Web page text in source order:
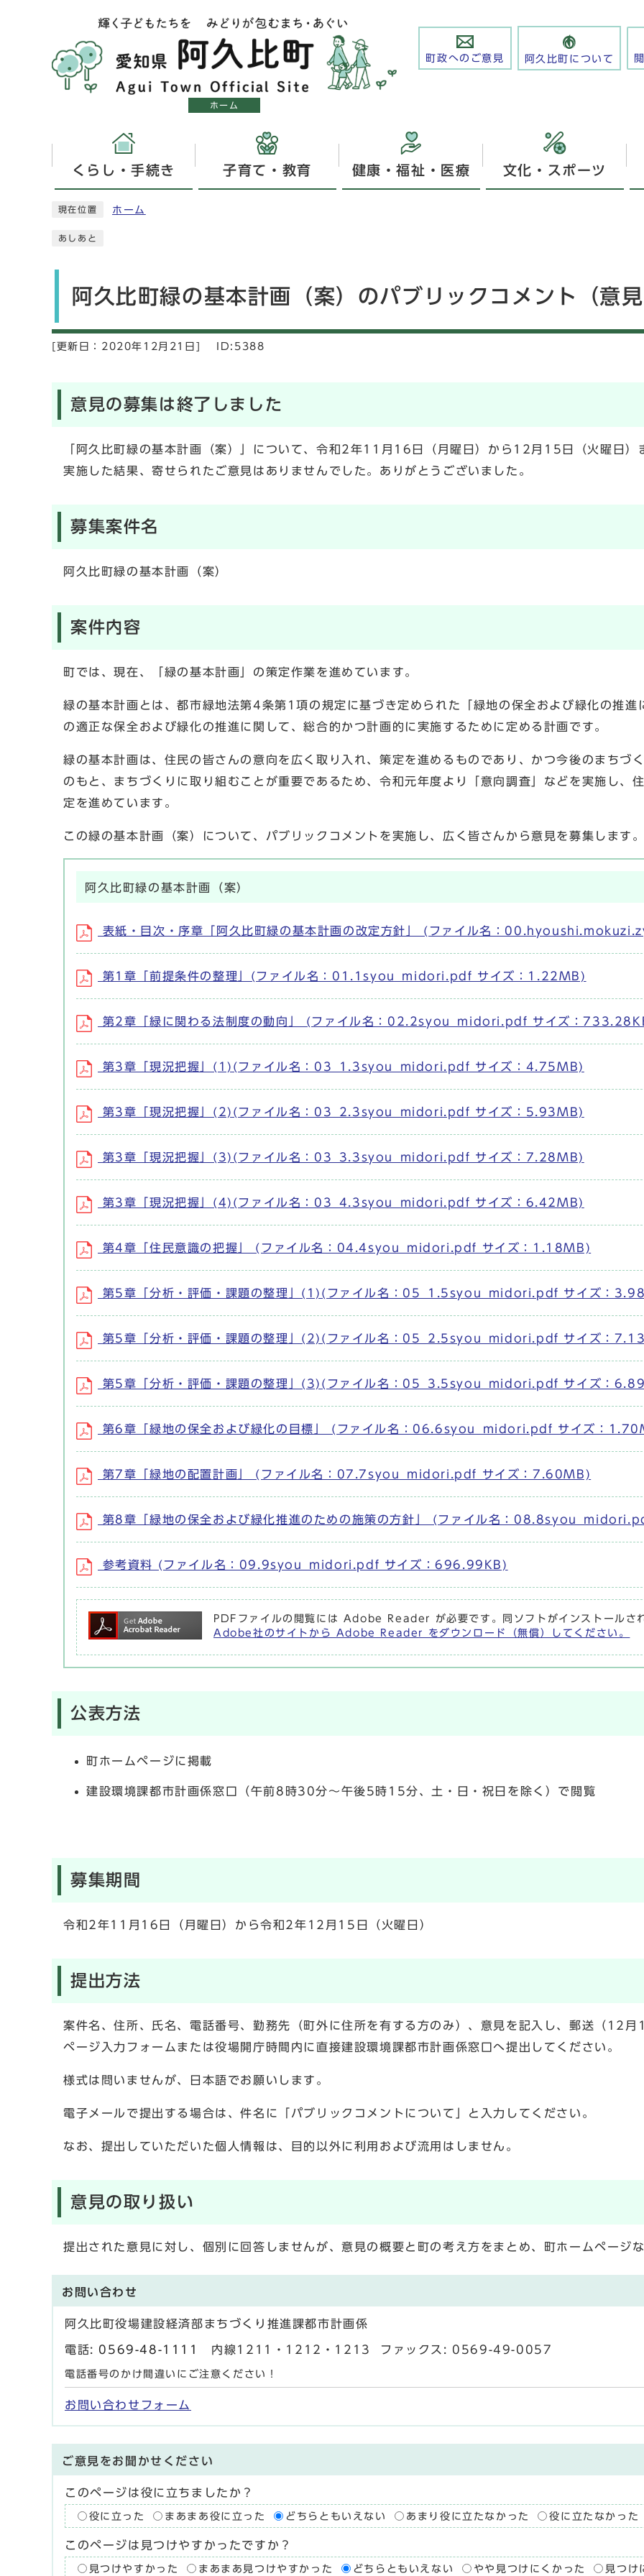
ホーム
町政へのご意見 阿久比町について
くらし・手続き 子育て・教育 健康・福祉・医療 文化・スポーツ
現在位置 ホーム
あしあと
阿久比町緑の基本計画（案）のパブリックコメント（意
[更新日： 2020年12月21日] ID:5388
意見の募集は終了しました
「阿久比町緑の基本計画（案）」について、令和2年11月16日（月曜日）から12月15日（火曜日）
実施した結果、寄せられたご意見はありませんでした。ありがとうございました。
募集案件名
阿久比町緑の基本計画（案）
案件内容
町では、現在、「緑の基本計画」の策定作業を進めています。
緑の基本計画とは、都市緑地法第4条第1項の規定に基づき定められた「緑地の保全および緑化の推
の適正な保全および緑化の推進に関して、総合的かつ計画的に実施するために定める計画です。
緑の基本計画は、住民の皆さんの意向を広く取り入れ、策定を進めるものであり、かつ今後のまちづ
のもと、まちづくりに取り組むことが重要であるため、令和元年度より「意向調査」などを実施し、
定を進めています。
この緑の基本計画（案）について、パブリックコメントを実施し、広く皆さんから意見を募集します
阿久比町緑の基本計画（案）
表紙・目次・序章「阿久比町緑の基本計画の改定方針」 (ファイル名：
第1章「前提条件の整理」(ファイル名：01.1syou_midori.pdf サイズ：1.22MB)
第2章「緑に関わる法制度の動向」 (ファイル名：02.2syou_midori.pdf サイズ：
第3章「現況把握」(1)(ファイル名：03_1.3syou_midori.pdf サイズ：4.75MB)
第3章「現況把握」(2)(ファイル名：03_2.3syou_midori.pdf サイズ：5.93MB)
第3章「現況把握」(3)(ファイル名：03_3.3syou_midori.pdf サイズ：7.28MB)
第3章「現況把握」(4)(ファイル名：03_4.3syou_midori.pdf サイズ：6.42MB)
第4章「住民意識の把握」 (ファイル名：04.4syou_midori.pdf サイズ：1.18MB)
第5章「分析・評価・課題の整理」(1)(ファイル名：05_1.5syou_midori.pdf サイズ：
第5章「分析・評価・課題の整理」(2)(ファイル名：05_2.5syou_midori.pdf サイズ：
第5章「分析・評価・課題の整理」(3)(ファイル名：05_3.5syou_midori.pdf サイズ：
第6章「緑地の保全および緑化の目標」 (ファイル名：06.6syou_midori.pdf サイズ：
第7章「緑地の配置計画」 (ファイル名：07.7syou_midori.pdf サイズ：7.60MB)
第8章「緑地の保全および緑化推進のための施策の方針」 (ファイル名：
参考資料 (ファイル名：09.9syou_midori.pdf サイズ：696.99KB)
PDFファイルの閲覧には Adobe Reader が必要です。同ソフトがインストールさ
Adobe社のサイトから Adobe Reader をダウンロード（無償）してください。
公表方法
町ホームページに掲載
建設環境課都市計画係窓口（午前8時30分～午後5時15分、土・日・祝日を除く）で閲覧
募集期間
令和2年11月16日（月曜日）から令和2年12月15日（火曜日）
提出方法
案件名、住所、氏名、電話番号、勤務先（町外に住所を有する方のみ）、意見を記入し、郵送（12
ページ入力フォームまたは役場開庁時間内に直接建設環境課都市計画係窓口へ提出してください。
様式は問いませんが、日本語でお願いします。
電子メールで提出する場合は、件名に「パブリックコメントについて」と入力してください。
なお、提出していただいた個人情報は、目的以外に利用および流用はしません。
意見の取り扱い
提出された意見に対し、個別に回答しませんが、意見の概要と町の考え方をまとめ、町ホームページ
お問い合わせ
阿久比町役場建設経済部まちづくり推進課都市計画係
電話: 0569-48-1111 内線1211・1212・1213 ファックス: 0569-49-0057
電話番号のかけ間違いにご注意ください！
お問い合わせフォーム
ご意見をお聞かせください
このページは役に立ちましたか？
役に立った まあまあ役に立った どちらともいえない あまり役に立たなかった 役に立たなかった
このページは見つけやすかったですか？
見つけやすかった まあまあ見つけやすかった どちらともいえない やや見つけにくかった 見つけ